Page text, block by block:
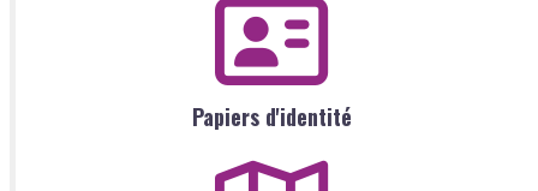
Papiers d'identité